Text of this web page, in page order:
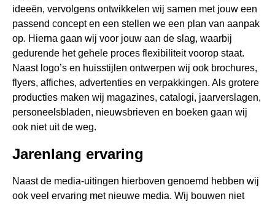
ideeën, vervolgens ontwikkelen wij samen met jouw een
passend concept en een stellen we een plan van aanpak
op. Hierna gaan wij voor jouw aan de slag, waarbij
gedurende het gehele proces flexibiliteit voorop staat.
Naast logo’s en huisstijlen ontwerpen wij ook brochures,
flyers, affiches, advertenties en verpakkingen. Als grotere
producties maken wij magazines, catalogi, jaarverslagen,
personeelsbladen, nieuwsbrieven en boeken gaan wij
ook niet uit de weg.
Jarenlang ervaring
Naast de media-uitingen hierboven genoemd hebben wij
ook veel ervaring met nieuwe media. Wij bouwen niet